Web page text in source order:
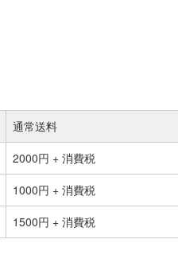
通常送料
2000円 + 消費税
1000円 + 消費税
1500円 + 消費税